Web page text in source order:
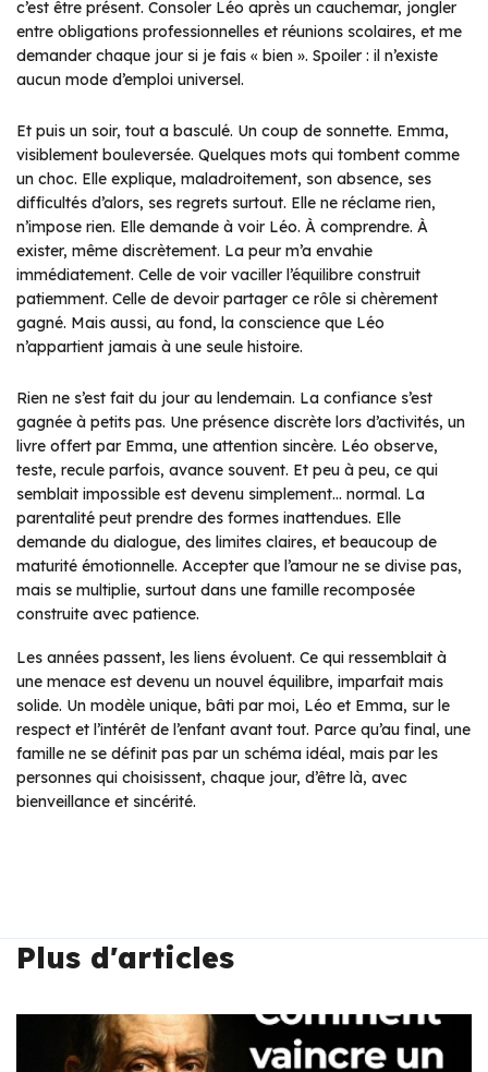
c’est être présent. Consoler Léo après un cauchemar, jongler
entre obligations professionnelles et réunions scolaires, et me
demander chaque jour si je fais « bien ». Spoiler : il n’existe
aucun mode d’emploi universel.
Et puis un soir, tout a basculé. Un coup de sonnette. Emma,
visiblement bouleversée. Quelques mots qui tombent comme
un choc. Elle explique, maladroitement, son absence, ses
difficultés d’alors, ses regrets surtout. Elle ne réclame rien,
n’impose rien. Elle demande à voir Léo. À comprendre. À
exister, même discrètement. La peur m’a envahie
immédiatement. Celle de voir vaciller l’équilibre construit
patiemment. Celle de devoir partager ce rôle si chèrement
gagné. Mais aussi, au fond, la conscience que Léo
n’appartient jamais à une seule histoire.
Rien ne s’est fait du jour au lendemain. La confiance s’est
gagnée à petits pas. Une présence discrète lors d’activités, un
livre offert par Emma, une attention sincère. Léo observe,
teste, recule parfois, avance souvent. Et peu à peu, ce qui
semblait impossible est devenu simplement… normal. La
parentalité peut prendre des formes inattendues. Elle
demande du dialogue, des limites claires, et beaucoup de
maturité émotionnelle. Accepter que l’amour ne se divise pas,
mais se multiplie, surtout dans une famille recomposée
construite avec patience.
Les années passent, les liens évoluent. Ce qui ressemblait à
une menace est devenu un nouvel équilibre, imparfait mais
solide. Un modèle unique, bâti par moi, Léo et Emma, sur le
respect et l’intérêt de l’enfant avant tout. Parce qu’au final, une
famille ne se définit pas par un schéma idéal, mais par les
personnes qui choisissent, chaque jour, d’être là, avec
bienveillance et sincérité.
Plus d'articles